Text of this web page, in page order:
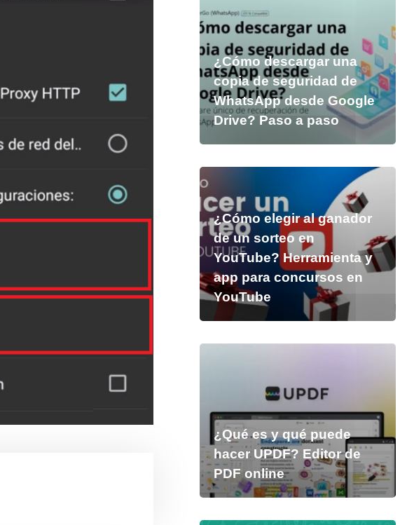
¿Cómo descargar una
copia de seguridad de
WhatsApp desde Google
Drive? Paso a paso
¿Cómo elegir al ganador
de un sorteo en
YouTube? Herramienta y
app para concursos en
YouTube
¿Qué es y qué puede
hacer UPDF? Editor de
PDF online